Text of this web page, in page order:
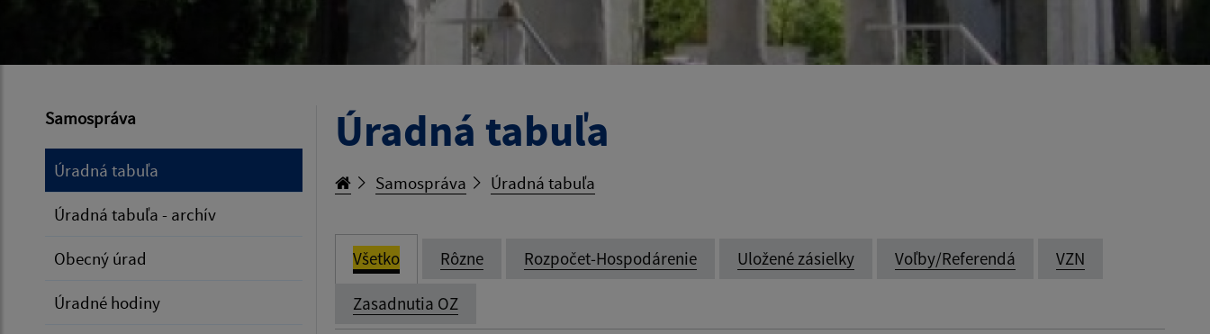
Samospráva
Úradná tabuľa
Úradná tabuľa - archív
Obecný úrad
Úradné hodiny
Úradná tabuľa
Samospráva Úradná tabuľa
Všetko Rôzne Rozpočet-Hospodárenie Uložené zásielky Voľby/Referendá VZN
Zasadnutia OZ